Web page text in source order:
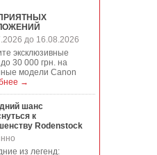
до 16.08.2026
эксклюзивные
до 30 000 грн. на
модели Canon
→
шанс
к
Rodenstock
из легенд: